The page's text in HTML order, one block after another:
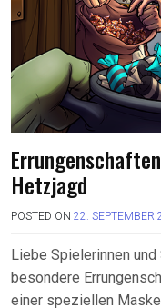
Hetzjagd
POSTED ON 22. SEPTEMBER
Liebe Spielerinnen
besondere
einer speziellen